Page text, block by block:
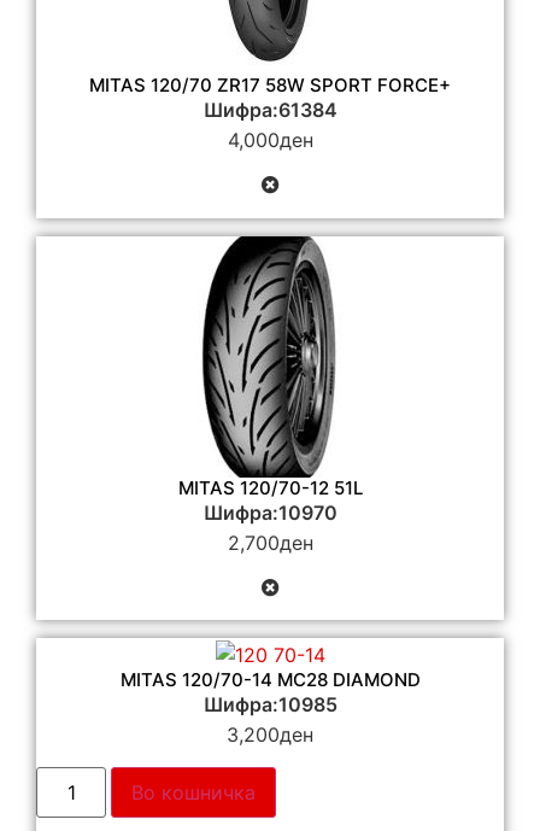
MITAS 120/70 ZR17 58W SPORT FORCE+
Шифра:61384
4,000ден
MITAS 120/70-12 51L
Шифра:10970
2,700ден
MITAS 120/70-14 MC28 DIAMOND
Шифра:10985
3,200ден
Во кошничка